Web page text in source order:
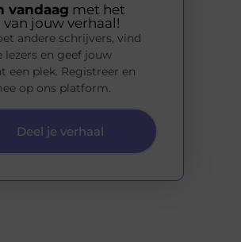
vandaag met het
van jouw verhaal!
andere schrijvers, vind
lezers en geef jouw
een plek. Registreer en
op ons platform.
Deel je verhaal